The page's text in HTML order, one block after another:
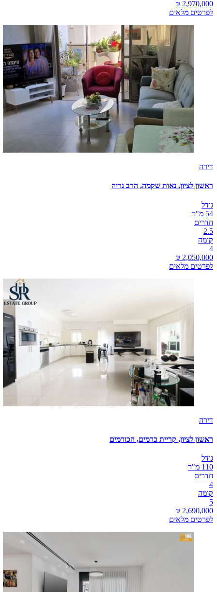
לפרטים מלאים
דירה
ראשון לציון, נאות שקמה, הרב נריה
גודל
54 מ"ר
חדרים
2.5
קומה
4
לפרטים מלאים
דירה
ראשון לציון, קריית כרמים, הכורמים
גודל
110 מ"ר
חדרים
4
קומה
5
לפרטים מלאים